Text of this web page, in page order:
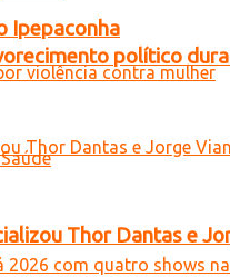
político
Thor Dantas e
Ipepaconha